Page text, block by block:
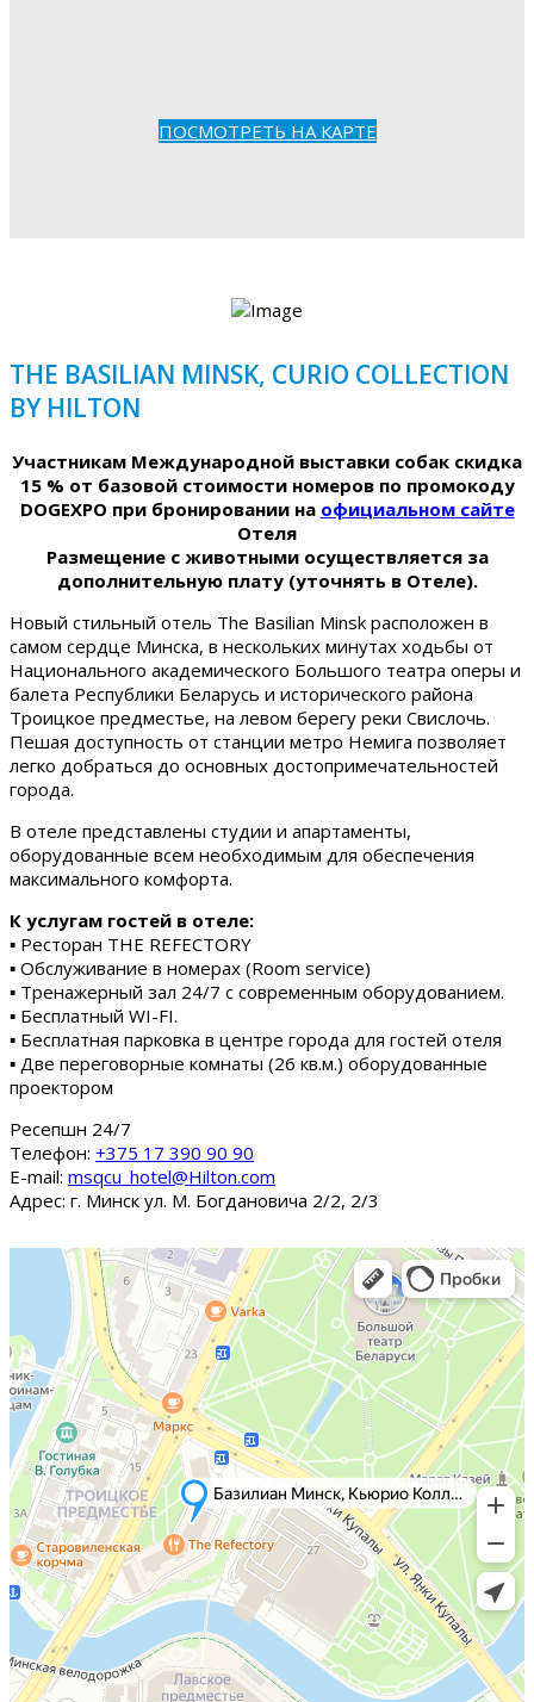
ПОСМОТРЕТЬ НА КАРТЕ
THE BASILIAN MINSK, CURIO COLLECTION
BY HILTON
Участникам Международной выставки собак скидка
15 % от базовой стоимости номеров по промокоду
DOGEXPO при бронировании на официальном сайте
Отеля
Размещение с животными осуществляется за
дополнительную плату (уточнять в Отеле).
Новый стильный отель The Basilian Minsk расположен в
самом сердце Минска, в нескольких минутах ходьбы от
Национального академического Большого театра оперы и
балета Республики Беларусь и исторического района
Троицкое предместье, на левом берегу реки Свислочь.
Пешая доступность от станции метро Немига позволяет
легко добраться до основных достопримечательностей
города.
В отеле представлены студии и апартаменты,
оборудованные всем необходимым для обеспечения
максимального комфорта.
К услугам гостей в отеле:
▪ Ресторан THE REFECTORY
▪ Обслуживание в номерах (Room service)
▪ Тренажерный зал 24/7 с современным оборудованием.
▪ Бесплатный WI-FI.
▪ Бесплатная парковка в центре города для гостей отеля
▪ Две переговорные комнаты (26 кв.м.) оборудованные
проектором
Ресепшн 24/7
Tелефон: +375 17 390 90 90
E-mail: msqcu_hotel@Hilton.com
Адрес: г. Минск ул. М. Богдановича 2/2, 2/3